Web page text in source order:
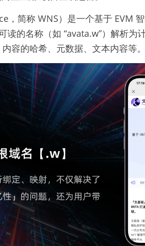
简称 WNS）是一个基于 EVM
读的名称（如 “avata.w”）解析为
容的哈希、元数据、文本内容等。